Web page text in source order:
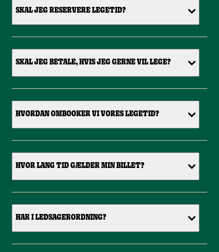
SKAL JEG RESERVERE LEGETID?
SKAL JEG BETALE, HVIS JEG GERNE VIL LEGE?
HVORDAN OMBOOKER VI VORES LEGETID?
HVOR LANG TID GÆLDER MIN BILLET?
HAR I LEDSAGERORDNING?